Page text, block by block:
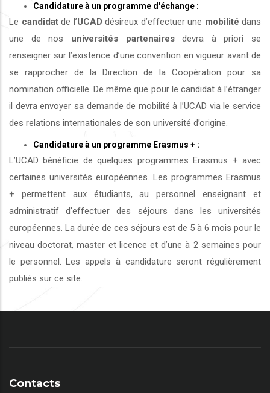
Candidature à un programme d'échange :
Le candidatde l’UCAD désireux d’effectuer une mobilité dans
une de nos universités partenairesdevra à priori se
renseigner sur l’existence d’une convention en vigueur avant de
se rapprocher de la Direction de la Coopération pour sa
nomination officielle. De même que pour le candidat à l’étranger
il devra envoyer sa demande de mobilité à l’UCAD via le service
des relations internationales de son université d’origine.
Candidature à un programme Erasmus + :
L’UCAD bénéficie de quelques programmes Erasmus + avec
certaines universités européennes. Les programmes Erasmus
+ permettent aux étudiants, au personnel enseignant et
administratif d’effectuer des séjours dans les universités
européennes. La durée de ces séjours est de 5 à 6 mois pour le
niveau doctorat, master et licence et d’une à 2 semaines pour
le personnel. Les appels à candidature seront régulièrement
publiés sur ce site.
Contacts